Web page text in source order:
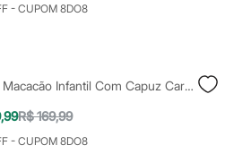
- CUPOM 8DO8
Pijama Macacão Infantil Com Capuz Carros Preto
R$ 169,99
- CUPOM 8DO8